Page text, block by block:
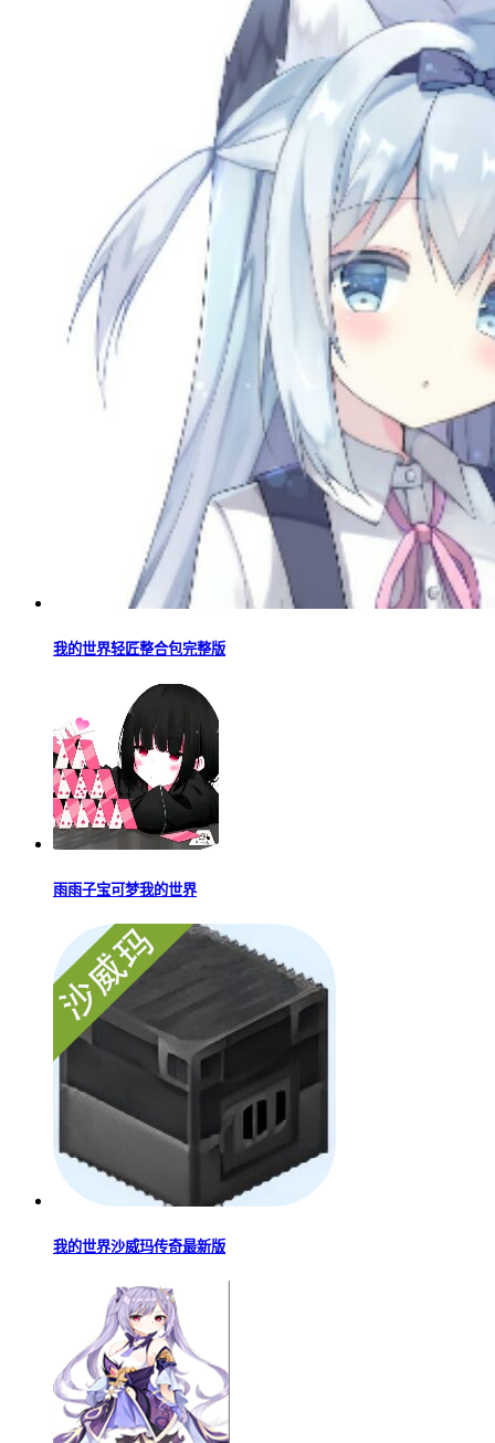
我的世界轻匠整合包完整版
雨雨子宝可梦我的世界
我的世界沙威玛传奇最新版